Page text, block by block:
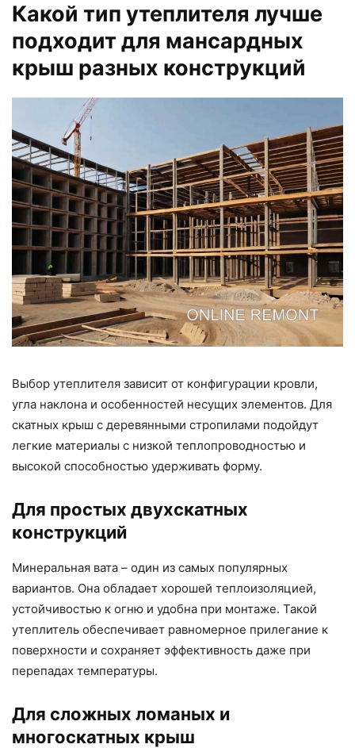
Какой тип утеплителя лучше
подходит для мансардных
крыш разных конструкций
Выбор утеплителя зависит от конфигурации кровли,
угла наклона и особенностей несущих элементов. Для
скатных крыш с деревянными стропилами подойдут
легкие материалы с низкой теплопроводностью и
высокой способностью удерживать форму.
Для простых двухскатных
конструкций
Минеральная вата – один из самых популярных
вариантов. Она обладает хорошей теплоизоляцией,
устойчивостью к огню и удобна при монтаже. Такой
утеплитель обеспечивает равномерное прилегание к
поверхности и сохраняет эффективность даже при
перепадах температуры.
Для сложных ломаных и
многоскатных крыш